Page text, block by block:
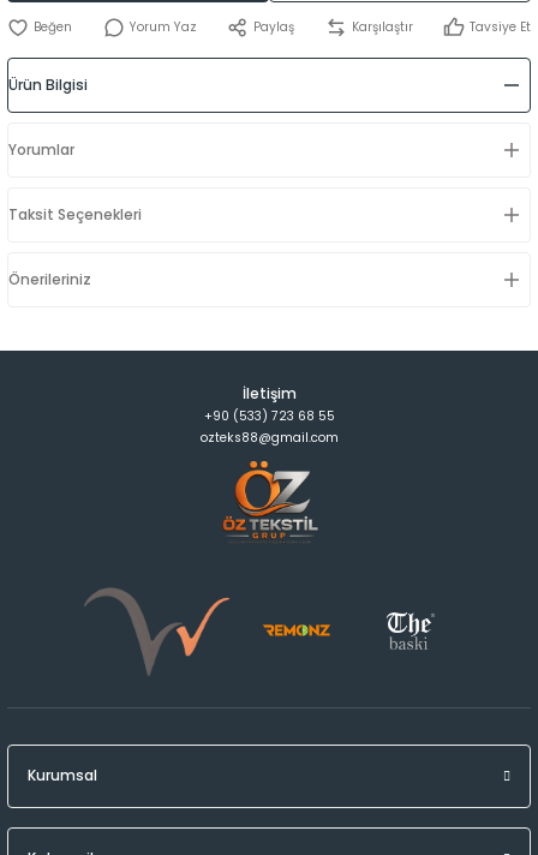
Yorum Yaz Paylaş Karşılaştır Tavsiye Et
Ürün Bilgisi
Yorumlar
Taksit Seçenekleri
Önerileriniz
İletişim
+90 (533) 723 68 55
ozteks88@gmail.com
Kurumsal